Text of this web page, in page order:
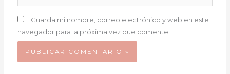
Guarda mi nombre, correo electrónico y web en este
navegador para la próxima vez que comente.